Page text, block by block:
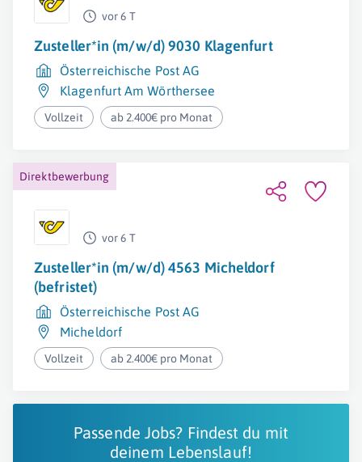
vor 6 T
Zusteller*in (m/w/d) 9030 Klagenfurt
Österreichische Post AG
Klagenfurt Am Wörthersee
Vollzeit ab 2.400€ pro Monat
Direktbewerbung
vor 6 T
Zusteller*in (m/w/d) 4563 Micheldorf
(befristet)
Österreichische Post AG
Micheldorf
Vollzeit ab 2.400€ pro Monat
Passende Jobs? Findest du mit
deinem Lebenslauf!